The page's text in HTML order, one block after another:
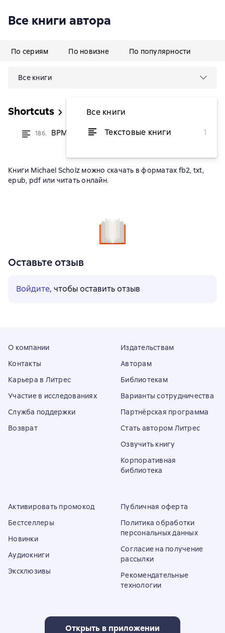
Все книги автора
По сериям По новизне По популярности
Все книги
Все книги
Текстовые книги
1
Shortcuts
186. BPM in der Praxis от 283,56 ₽
Книги Michael Scholz можно скачать в форматах fb2, txt,
epub, pdf или читать онлайн.
Оставьте отзыв
Войдите, чтобы оставить отзыв
О компании
Контакты
Карьера в Литрес
Участие в исследованиях
Служба поддержки
Возврат
Издательствам
Авторам
Библиотекам
Варианты сотрудничества
Партнёрская программа
Стать автором Литрес
Озвучить книгу
Корпоративная
библиотека
Активировать промокод
Бестселлеры
Новинки
Аудиокниги
Эксклюзивы
Публичная оферта
Политика обработки
персональных данных
Согласие на получение
рассылки
Рекомендательные
технологии
Открыть в приложении